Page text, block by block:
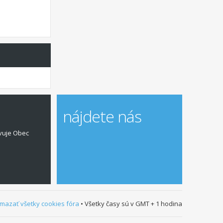
Obec
nájdete nás
všetky cookies fóra • Všetky časy sú v GMT + 1 hodina